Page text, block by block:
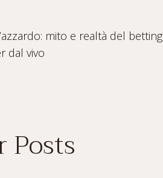
mito e realtà del betting
dal vivo
Posts